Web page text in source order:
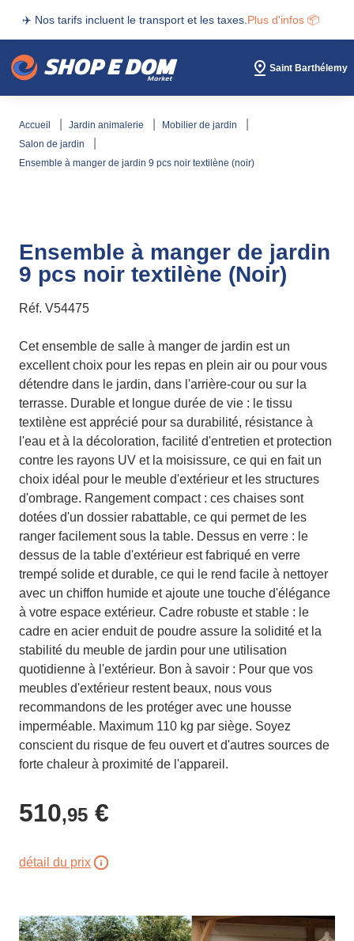
✈️ Nos tarifs incluent le transport et les taxes. Plus d'infos 📦
Saint Barthélemy
accueil jardin animalerie
mobilier de jardin
salon de jardin
ensemble à manger de jardin 9 pcs noir textilène (noir)
Ensemble à manger de jardin
9 pcs noir textilène (Noir)
Réf. V54475
Cet ensemble de salle à manger de jardin est un
excellent choix pour les repas en plein air ou pour vous
détendre dans le jardin, dans l'arrière-cour ou sur la
terrasse. Durable et longue durée de vie : le tissu
textilène est apprécié pour sa durabilité, résistance à
l'eau et à la décoloration, facilité d'entretien et protection
contre les rayons UV et la moisissure, ce qui en fait un
choix idéal pour le meuble d'extérieur et les structures
d'ombrage. Rangement compact : ces chaises sont
dotées d'un dossier rabattable, ce qui permet de les
ranger facilement sous la table. Dessus en verre : le
dessus de la table d'extérieur est fabriqué en verre
trempé solide et durable, ce qui le rend facile à nettoyer
avec un chiffon humide et ajoute une touche d'élégance
à votre espace extérieur. Cadre robuste et stable : le
cadre en acier enduit de poudre assure la solidité et la
stabilité du meuble de jardin pour une utilisation
quotidienne à l'extérieur. Bon à savoir : Pour que vos
meubles d'extérieur restent beaux, nous vous
recommandons de les protéger avec une housse
imperméable. Maximum 110 kg par siège. Soyez
conscient du risque de feu ouvert et d'autres sources de
forte chaleur à proximité de l'appareil.
510,95 €
détail du prix